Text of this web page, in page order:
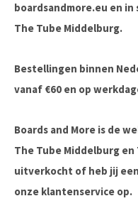
boardsandmore.eu en
The Tube Middelburg.
Bestellingen binnen
vanaf €60 en op
Boards and More is de
The Tube Middelburg en
uitverkocht of heb jij
onze klantenservice op.